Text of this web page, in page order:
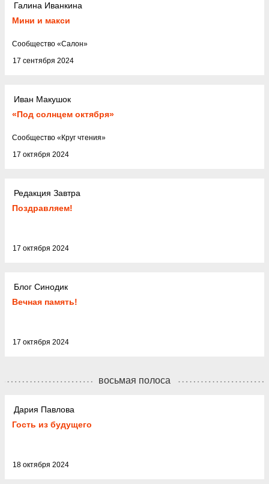
Галина Иванкина
Мини и макси
17 сентября 2024
Cообщество «Салон»
Иван Макушок
«Под солнцем октября»
17 октября 2024
Cообщество «Круг чтения»
Редакция Завтра
Поздравляем!
17 октября 2024
Блог Синодик
Вечная память!
17 октября 2024
восьмая полоса
Дария Павлова
Гость из будущего
18 октября 2024